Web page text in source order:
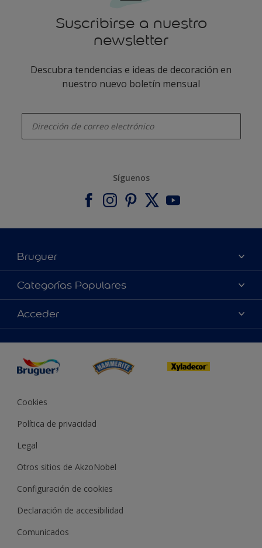
Suscribirse a nuestro
newsletter
Descubra tendencias e ideas de decoración en
nuestro nuevo boletín mensual
Síguenos
Bruguer
Acerca de Bruguer
Contacta con nosotros
Buscar una tienda
Categorías Populares
Colores
Productos
App Visualizer
Inspiración
Bruguer Color del año
Acceder
Sostenibilidad Conceptos
Cookies
Política de privacidad
Legal
Otros sitios de AkzoNobel
Configuración de cookies
Declaración de accesibilidad
Comunicados